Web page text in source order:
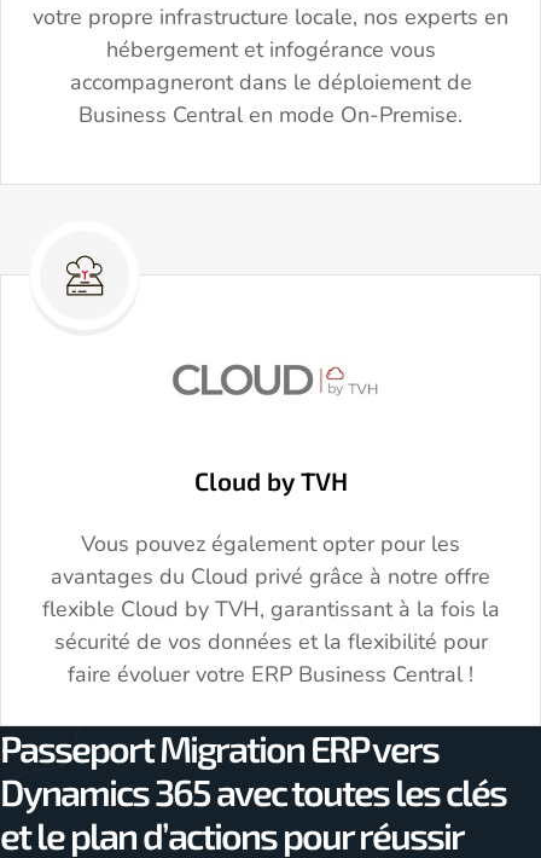
votre propre infrastructure locale, nos experts en
hébergement et infogérance vous
accompagneront dans le déploiement de
Business Central en mode On-Premise.
Cloud by TVH
Vous pouvez également opter pour les
avantages du Cloud privé grâce à notre offre
flexible Cloud by TVH, garantissant à la fois la
sécurité de vos données et la flexibilité pour
faire évoluer votre ERP Business Central !
Passeport Migration ERP vers
Dynamics 365 avec toutes les clés
et le plan d’actions pour réussir